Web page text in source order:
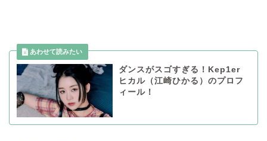
ダンスがスゴすぎる！Kep1er
ヒカル（江崎ひかる）のプロフ
ィール！